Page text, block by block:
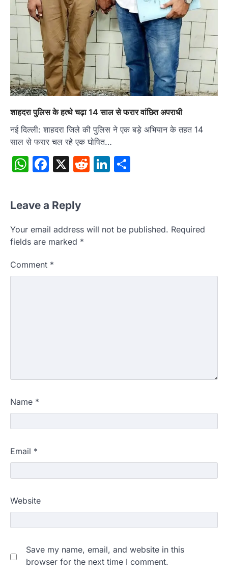
शाहदरा पुलिस के हत्थे चढ़ा 14 साल से फरार वांछित अपराधी
नई दिल्ली: शाहदरा जिले की पुलिस ने एक बड़े अभियान के तहत 14
साल से फरार चल रहे एक घोषित…
WhatsApp
Facebook
X RedditLinkedIn
Leave a Reply
Your email address will not be published. Required
fields are marked *
Comment *
Name *
Email *
Website
Save my name, email, and website in this
browser for the next time I comment.